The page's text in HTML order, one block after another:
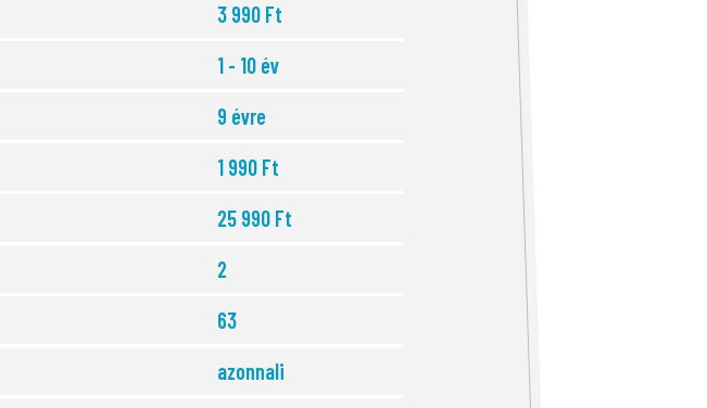
3 990 Ft
1 - 10 év
9 évre
1 990 Ft
25 990 Ft
2
63
azonnali